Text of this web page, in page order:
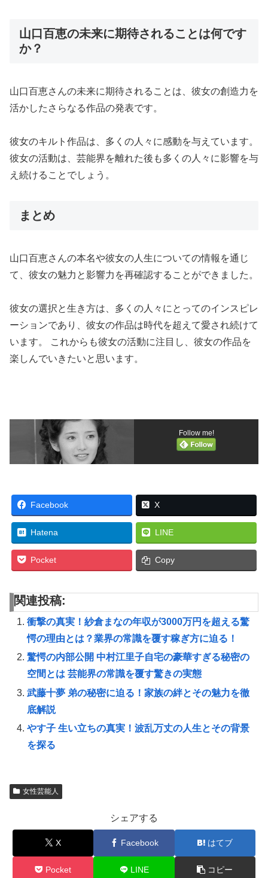
山口百恵の未来に期待されることは何です
か？
山口百恵さんの未来に期待されることは、彼女の創造力を
活かしたさらなる作品の発表です。
彼女のキルト作品は、多くの人々に感動を与えています。
彼女の活動は、芸能界を離れた後も多くの人々に影響を与
え続けることでしょう。
まとめ
山口百恵さんの本名や彼女の人生についての情報を通じ
て、彼女の魅力と影響力を再確認することができました。
彼女の選択と生き方は、多くの人々にとってのインスピレ
ーションであり、彼女の作品は時代を超えて愛され続けて
います。 これからも彼女の活動に注目し、彼女の作品を
楽しんでいきたいと思います。
Follow me!
Facebook X
Hatena LINE
Pocket Copy
関連投稿:
衝撃の真実！紗倉まなの年収が3000万円を超える驚
愕の理由とは？業界の常識を覆す稼ぎ方に迫る！
驚愕の内部公開 中村江里子自宅の豪華すぎる秘密の
空間とは 芸能界の常識を覆す驚きの実態
武藤十夢 弟の秘密に迫る！家族の絆とその魅力を徹
底解説
やす子 生い立ちの真実！波乱万丈の人生とその背景
を探る
女性芸能人
シェアする
X Facebook はてブ
Pocket LINE コピー